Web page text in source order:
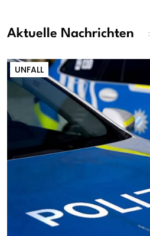
Aktuelle Nachrichten
UNFALL